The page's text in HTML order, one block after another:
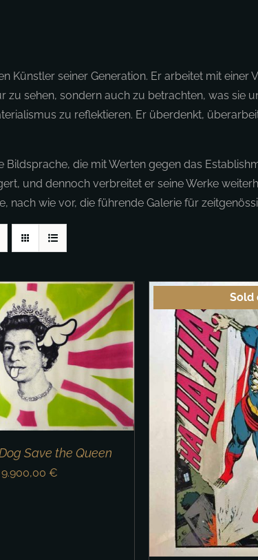
Künstler seiner Generation. Er arbeitet mit einer
zu sehen, sondern auch zu betrachten, was sie
zu reflektieren. Er überdenkt,
die mit Werten gegen das
und dennoch verbreitet er seine Werke
nach wie vor, die führende Galerie für
Save the Queen
9.900,00 €
Sold
DETAILS